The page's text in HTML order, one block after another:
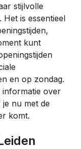
stijlvolle
Het is essentieel
kunt
en op zondag.
informatie over
nu met de
komt.